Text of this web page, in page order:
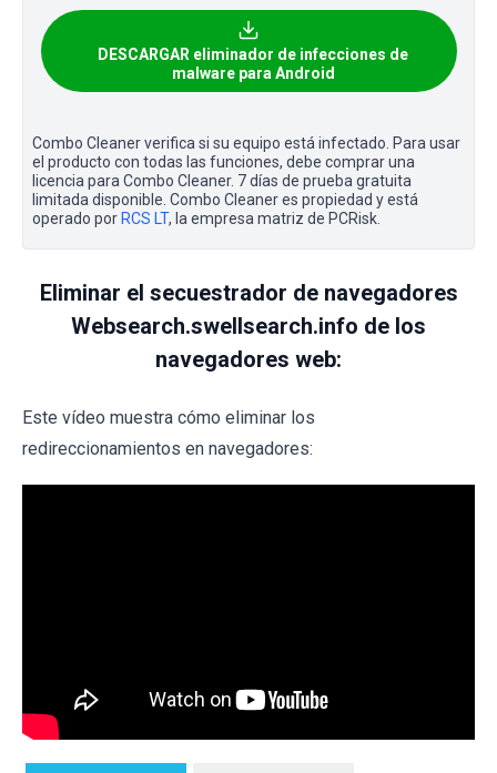
DESCARGAR eliminador de infecciones de
malware para Android
Combo Cleaner verifica si su equipo está infectado. Para usar
el producto con todas las funciones, debe comprar una
licencia para Combo Cleaner. 7 días de prueba gratuita
limitada disponible. Combo Cleaner es propiedad y está
operado por RCS LT, la empresa matriz de PCRisk.
Eliminar el secuestrador de navegadores
Websearch.swellsearch.info de los
navegadores web:
Este vídeo muestra cómo eliminar los
redireccionamientos en navegadores: